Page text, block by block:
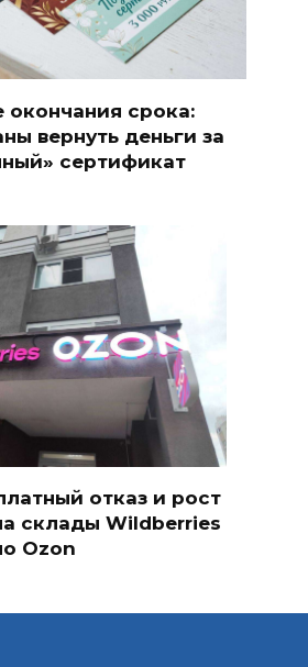
срока:
вернуть деньги за
сертификат
отказ и рост
склады Wildberries
Ozon